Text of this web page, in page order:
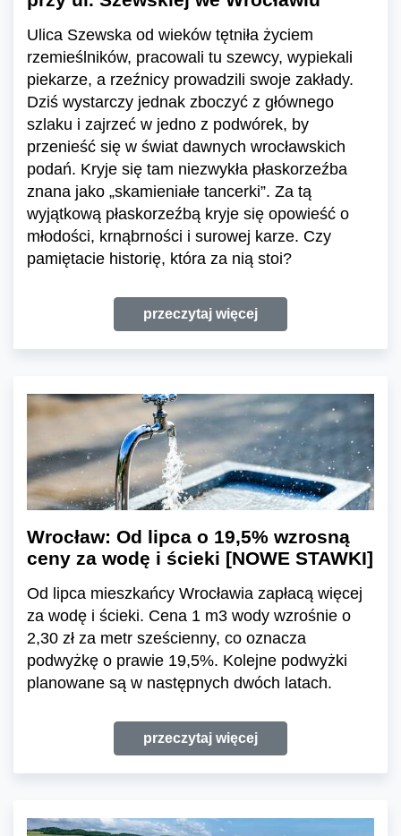
Ulica Szewska od wieków tętniła życiem
rzemieślników, pracowali tu szewcy, wypiekali
piekarze, a rzeźnicy prowadzili swoje zakłady.
Dziś wystarczy jednak zboczyć z głównego
szlaku i zajrzeć w jedno z podwórek, by
przenieść się w świat dawnych wrocławskich
podań. Kryje się tam niezwykła płaskorzeźba
znana jako „skamieniałe tancerki”. Za tą
wyjątkową płaskorzeźbą kryje się opowieść o
młodości, krnąbrności i surowej karze. Czy
pamiętacie historię, która za nią stoi?
przeczytaj więcej
Wrocław: Od lipca o 19,5% wzrosną
ceny za wodę i ścieki [NOWE STAWKI]
Od lipca mieszkańcy Wrocławia zapłacą więcej
za wodę i ścieki. Cena 1 m3 wody wzrośnie o
2,30 zł za metr sześcienny, co oznacza
podwyżkę o prawie 19,5%. Kolejne podwyżki
planowane są w następnych dwóch latach.
przeczytaj więcej